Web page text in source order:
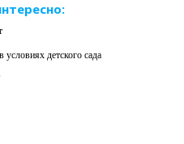
условиях детского сада